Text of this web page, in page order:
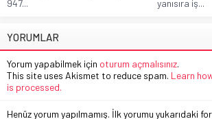
947...
yanısıra iş...
YORUMLAR
Yorum yapabilmek için oturum açmalısınız.
This site uses Akismet to reduce spam. Learn
is processed.
Henüz yorum yapılmamış. İlk yorumu yukarıdaki